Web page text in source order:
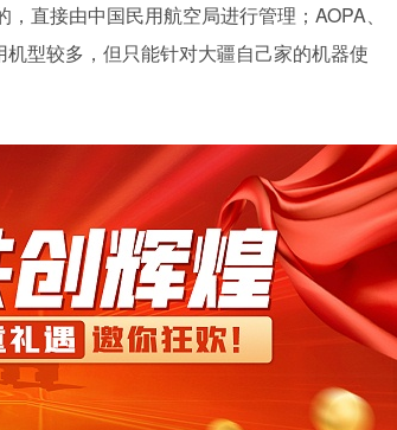
直接由中国民用航空局进行管理；AOPA、
型较多，但只能针对大疆自己家的机器使